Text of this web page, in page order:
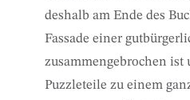
deshalb am Ende des
Fassade einer
zusammengebrochen ist
Puzzleteile zu einem